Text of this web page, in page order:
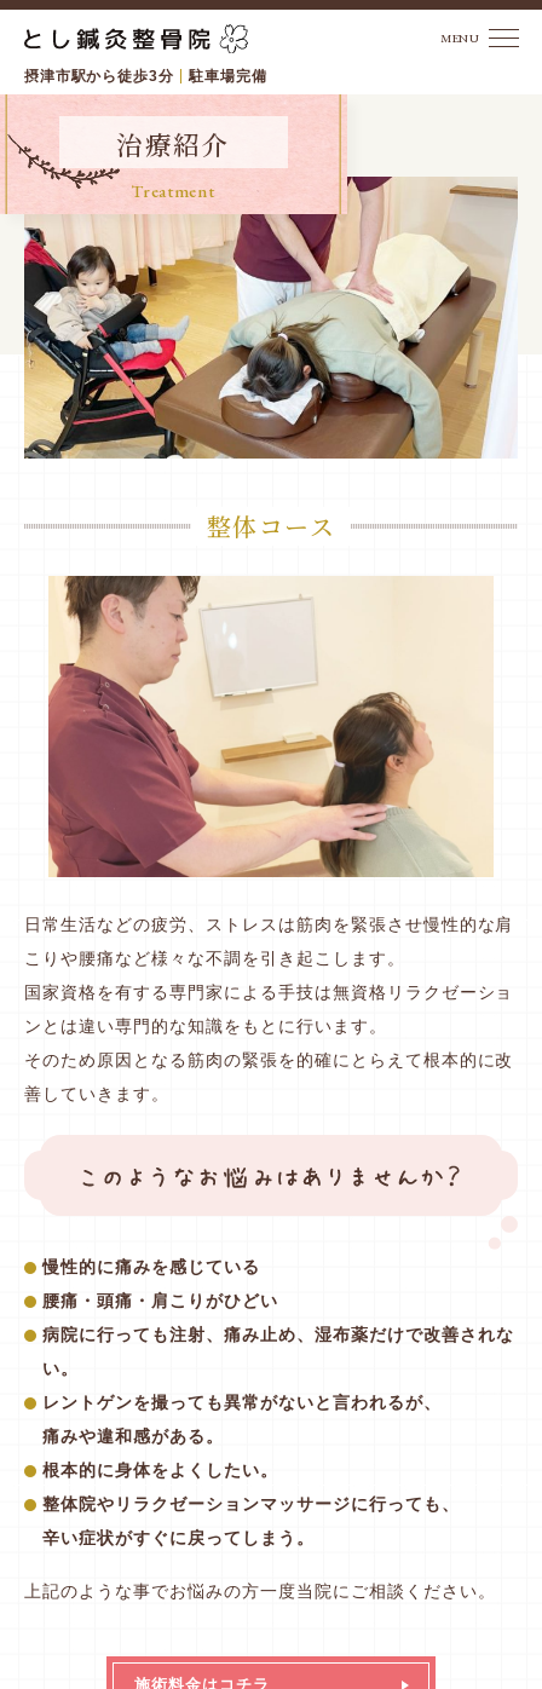
トップ
初めての方へ
治療紹介
骨盤矯正
交通事故治療
治療の流れ・料金
患者さまの声
よくある質問
←Instagramはこちら
受付時間 月 火 水 木 金 土
9:00~12:00
● ● ▲ ● ● ▲
15:00~20:30
● × ● ●
摂津市駅から徒歩3分 駐車場完備
治療紹介
Treatment
整体コース
日常生活などの疲労、ストレスは筋肉を緊張させ慢性的な肩
こりや腰痛など様々な不調を引き起こします。
国家資格を有する専門家による手技は無資格リラクゼーショ
ンとは違い専門的な知識をもとに行います。
そのため原因となる筋肉の緊張を的確にとらえて根本的に改
善していきます。
慢性的に痛みを感じている
腰痛・頭痛・肩こりがひどい
病院に行っても注射、痛み止め、湿布薬だけで改善されな
い。
レントゲンを撮っても異常がないと言われるが、
痛みや違和感がある。
根本的に身体をよくしたい。
整体院やリラクゼーションマッサージに行っても、
辛い症状がすぐに戻ってしまう。
上記のような事でお悩みの方一度当院にご相談ください。
施術料金はコチラ